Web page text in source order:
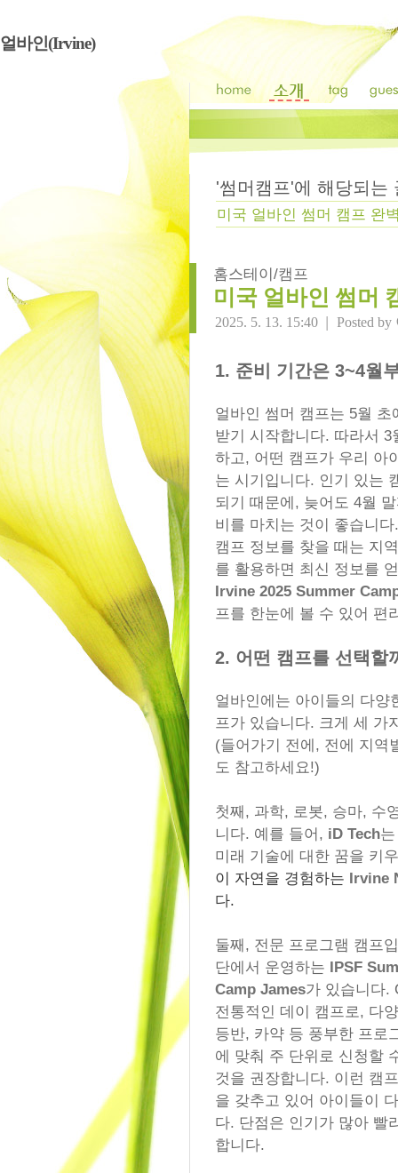
얼바인(Irvine)
'썸머캠프'에 해당되는
미국 얼바인 썸머 캠프 완
홈스테이/캠프
미국 얼바인 썸머
2025. 5. 13. 15:40 | Posted by
1. 준비 기간은 3~4월
얼바인 썸머 캠프는 5월
받기 시작합니다. 따라서
하고, 어떤 캠프가 우리 아
는 시기입니다. 인기 있는
되기 때문에, 늦어도 4월
비를 마치는 것이 좋습니다.
캠프 정보를 찾을 때는 지
를 활용하면 최신 정보를
Irvine 2025 Summer
프를 한눈에 볼 수 있어 편
2. 어떤 캠프를 선택할
얼바인에는 아이들의 다양
프가 있습니다. 크게 세 가
(들어가기 전에, 전에 지
도 참고하세요!)
첫째, 과학, 로봇, 승마, 수
니다. 예를 들어, iD Tech
미래 기술에 대한 꿈을 키
이 자연을 경험하는 Irvine
다.
둘째, 전문 프로그램 캠프
단에서 운영하는 IPSF
Camp James가 있습니다.
전통적인 데이 캠프로, 다
등반, 카약 등 풍부한 프로
에 맞춰 주 단위로 신청할
것을 권장합니다. 이런 캠
을 갖추고 있어 아이들이
다. 단점은 인기가 많아 빨
합니다.